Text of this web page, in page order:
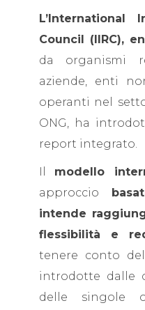
L’International
Council (IIRC),
da organismi
aziende, enti
operanti nel
ONG, ha
report integrato.
Il modello
approccio
intende
flessibilità e
tenere conto
introdotte dalle
delle singole